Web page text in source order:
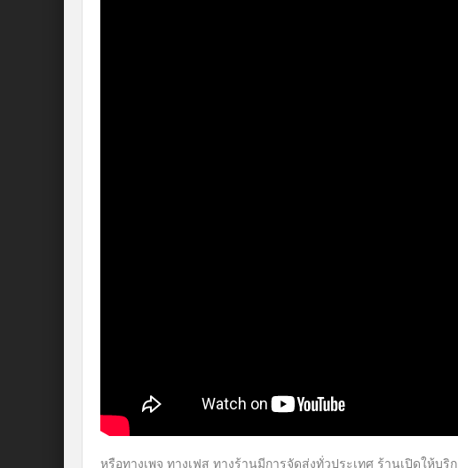
หรือทางเพจ ทางเฟส ทางร้านมีการจัดส่งทั่วประเทศ ร้านเปิดให้บ